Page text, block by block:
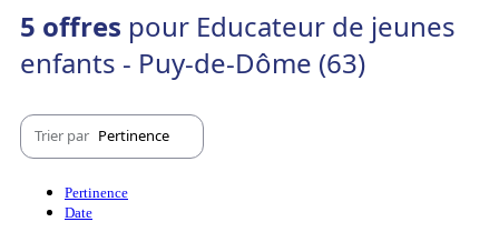
5 offres pour Educateur de jeunes
enfants - Puy-de-Dôme (63)
Trier par Pertinence
Pertinence
Date